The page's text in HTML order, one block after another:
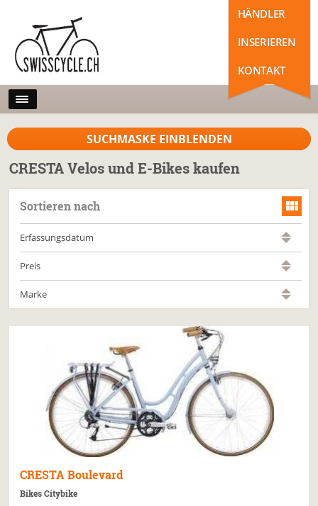
HÄNDLER
INSERIEREN
KONTAKT
SUCHMASKE EINBLENDEN
CRESTA Velos und E-Bikes kaufen
Sortieren nach
Erfassungsdatum
Preis
Marke
CRESTA Boulevard
Bikes Citybike